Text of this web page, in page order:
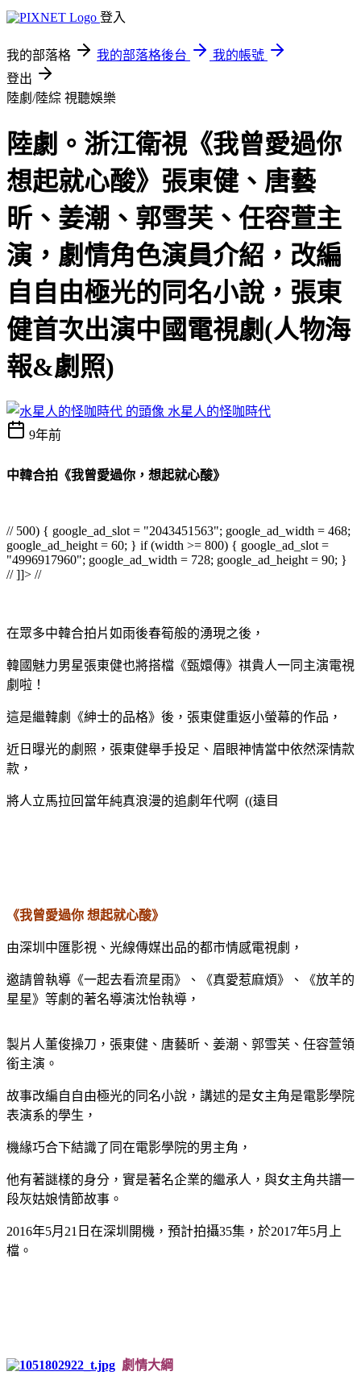
登入
我的部落格 我的部落格後台
我的帳號
登出
陸劇/陸綜 視聽娛樂
陸劇。浙江衛視《我曾愛過你
想起就心酸》張東健、唐藝
昕、姜潮、郭雪芙、任容萱主
演，劇情角色演員介紹，改編
自自由極光的同名小說，張東
健首次出演中國電視劇(人物海
報&劇照)
水星人的怪咖時代
9年前
中韓合拍《我曾愛過你，想起就心酸》
// 500) { google_ad_slot = "2043451563"; google_ad_width = 468;
google_ad_height = 60; } if (width >= 800) { google_ad_slot =
"4996917960"; google_ad_width = 728; google_ad_height = 90; }
// ]]> //
在眾多中韓合拍片如雨後春筍般的湧現之後，
韓國魅力男星張東健也將搭檔《甄嬛傳》祺貴人一同主演電視
劇啦！
這是繼韓劇《紳士的品格》後，張東健重返小螢幕的作品，
近日曝光的劇照，張東健舉手投足、眉眼神情當中依然深情款
款，
將人立馬拉回當年純真浪漫的追劇年代啊 ((遠目
《我曾愛過你 想起就心酸》
由深圳中匯影視、光線傳媒出品的都市情感電視劇，
邀請曾執導《一起去看流星雨》、《真愛惹麻煩》、《放羊的
星星》等劇的著名導演沈怡執導，
製片人董俊操刀，張東健、唐藝昕、姜潮、郭雪芙、任容萱領
銜主演。
故事改編自自由極光的同名小說，講述的是女主角是電影學院
表演系的學生，
機緣巧合下結識了同在電影學院的男主角，
他有著謎樣的身分，實是著名企業的繼承人，與女主角共譜一
段灰姑娘情節故事。
2016年5月21日在深圳開機，預計拍攝35集，於2017年5月上
檔。
劇情大綱